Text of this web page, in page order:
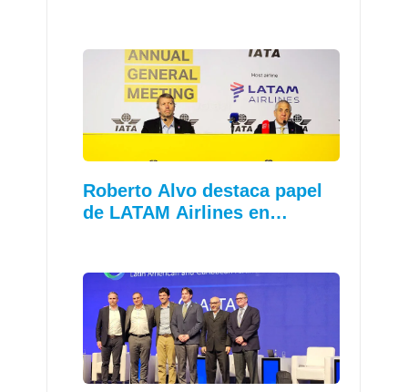
Roberto Alvo destaca papel
de LATAM Airlines en…